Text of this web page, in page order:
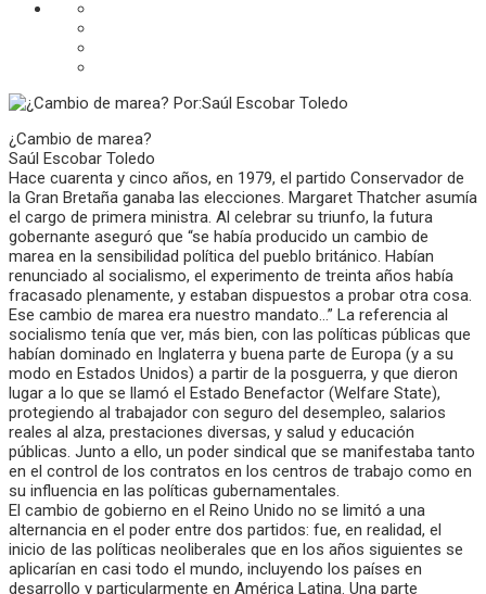
¿Cambio de marea?
Saúl Escobar Toledo
Hace cuarenta y cinco años, en 1979, el partido Conservador de
la Gran Bretaña ganaba las elecciones. Margaret Thatcher asumía
el cargo de primera ministra. Al celebrar su triunfo, la futura
gobernante aseguró que “se había producido un cambio de
marea en la sensibilidad política del pueblo británico. Habían
renunciado al socialismo, el experimento de treinta años había
fracasado plenamente, y estaban dispuestos a probar otra cosa.
Ese cambio de marea era nuestro mandato…” La referencia al
socialismo tenía que ver, más bien, con las políticas públicas que
habían dominado en Inglaterra y buena parte de Europa (y a su
modo en Estados Unidos) a partir de la posguerra, y que dieron
lugar a lo que se llamó el Estado Benefactor (Welfare State),
protegiendo al trabajador con seguro del desempleo, salarios
reales al alza, prestaciones diversas, y salud y educación
públicas. Junto a ello, un poder sindical que se manifestaba tanto
en el control de los contratos en los centros de trabajo como en
su influencia en las políticas gubernamentales.
El cambio de gobierno en el Reino Unido no se limitó a una
alternancia en el poder entre dos partidos: fue, en realidad, el
inicio de las políticas neoliberales que en los años siguientes se
aplicarían en casi todo el mundo, incluyendo los países en
desarrollo y particularmente en América Latina. Una parte